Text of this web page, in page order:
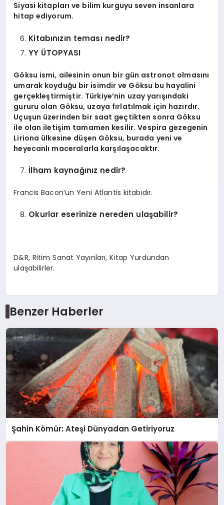
Siyasi kitapları ve bilim kurguyu seven insanlara
hitap ediyorum.
Kitabınızın teması nedir?
YY ÜTOPYASI
Göksu ismi, ailesinin onun bir gün astronot olmasını
umarak koyduğu bir isimdir ve Göksu bu hayalini
gerçekleştirmiştir. Türkiye’nin uzay yarışındaki
gururu olan Göksu, uzaya fırlatılmak için hazırdır.
Uçuşun üzerinden bir saat geçtikten sonra Göksu
ile olan iletişim tamamen kesilir. Vespira gezegenin
Liriona ülkesine düşen Göksu, burada yeni ve
heyecanlı maceralarla karşılaşacaktır.
İlham kaynağınız nedir?
Francis Bacon’un Yeni Atlantis kitabıdır.
Okurlar eserinize nereden ulaşabilir?
D&R, Ritim Sanat Yayınları, Kitap Yurdundan
ulaşabilirler.
Benzer Haberler
Şahin Kömür: Ateşi Dünyadan Getiriyoruz